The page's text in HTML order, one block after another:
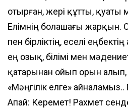
отырған, жері құтты,
Елімнің болашағы
пен бірліктің, еселі
ең озық, білімі мен
қатарынан ойып орын
«Мәңгілік елге» айналамыз..
Апай: Керемет! Рахмет